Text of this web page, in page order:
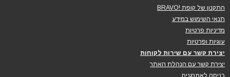
התקנון של קופת !BRAVO
תנאי השימוש במידע
מדיניות פרטיות
עוגיות ופרטיות
יצירת קשר עם שירות לקוחות
יצירת קשר עם הנהלת האתר
כניסה לאמרגנים